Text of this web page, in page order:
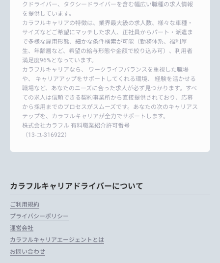
クドライバー、タクシードライバーを含む幅広い職種の求人情報
を提供しています。
カラフルキャリアの特徴は、業界最大級の求人数、様々な車種・
サイズなどご希望にマッチした求人、正社員からパート・派遣ま
で多様な雇用形態、細かな条件検索が可能（勤務体系、福利厚
生、年齢層など、希望の給与形態や金額で絞り込み可）、利用者
満足度96%となっています。
カラフルキャリアなら、 ワークライフバランスを重視した職場
や、 キャリアアップをサポートしてくれる環境、 経験を活かせる
職場など、あなたのニーズに合った求人が必ず見つかります。すべ
ての求人は信頼できる契約事業所から直接提供されており、応募
から採用までのプロセスがスムーズです。あなたの次のキャリアス
テップを、カラフルキャリアが全力でサポートします。
株式会社カラフル 有料職業紹介許可番号
（13-ユ-316922）
カラフルキャリアドライバーについて
ご利用規約
プライバシーポリシー
運営会社
カラフルキャリアエージェントとは
お問い合わせ